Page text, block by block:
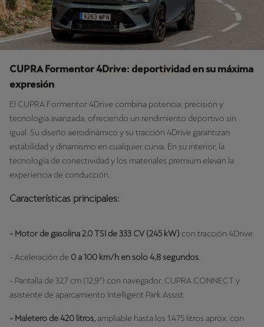
CUPRA Formentor 4Drive: deportividad en su máxima
expresión
El CUPRA Formentor 4Drive combina potencia, precisión y
tecnología avanzada, ofreciendo un rendimiento deportivo sin
igual. Su diseño aerodinámico y su tracción 4Drive garantizan
estabilidad y dinamismo en cualquier curva. En su interior, la
tecnología de conectividad y los materiales premium elevan la
experiencia de conducción.
Características principales:
- Motor de gasolina2.0 TSI de 333 CV (245 kW) con tracción 4Drive.
- Aceleración de 0 a 100 km/h en solo 4,8 segundos
- Pantalla de 32,7 cm (12,9”) con navegador, CUPRA CONNECT y
asistente de aparcamiento Intelligent Park Assist
- Maletero de 420 litros,ampliable hasta los 1.475 litros aprox. con